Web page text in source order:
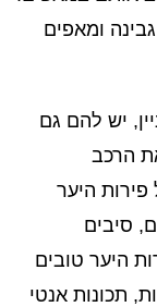
ומאפים
יש להם גם
הרכב
פירות היער
סיבים
היער טובים
תכונות אנטי